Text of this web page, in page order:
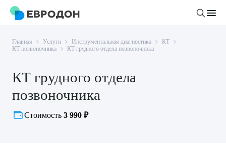
Личный кабинет
О компании
Новости
Статьи
Главная Услуги Инструментальная диагностика
КТ
КТ позвоночника
КТ грудного отдела позвоночника
КТ грудного отдела
позвоночника
Стоимость 3 990 ₽